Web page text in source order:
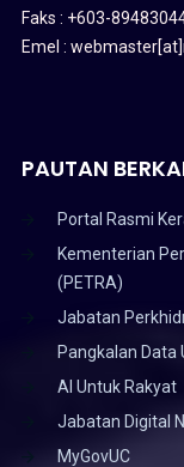
Faks : +603-
Emel :
PAUTAN
Portal Rasmi
Kementerian
(PETRA)
Jabatan
Pangkalan Data
AI Untuk Rakyat
Jabatan Digital
MyGovUC